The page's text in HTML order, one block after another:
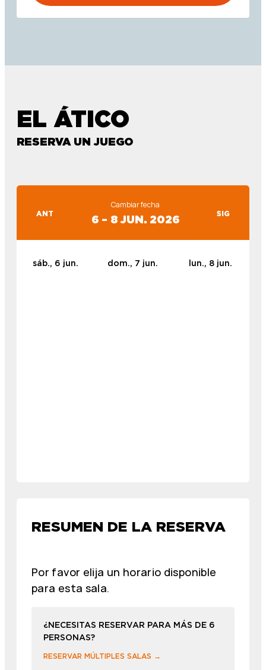
EL ÁTICO
RESERVA UN JUEGO
ANT
Cambiar fecha
6 – 8 JUN. 2026 SIG
sáb., 6 jun. dom., 7 jun. lun., 8 jun.
RESUMEN DE LA RESERVA
Por favor elija un horario disponible
para esta sala.
¿NECESITAS RESERVAR PARA MÁS DE 6
PERSONAS?
RESERVAR MÚLTIPLES SALAS →